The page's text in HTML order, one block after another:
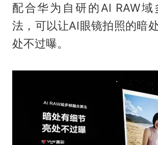
配合华为自研的AI RAW
法，可以让AI眼镜拍照的暗
处不过曝。